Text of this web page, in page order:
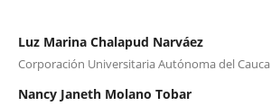
Luz Marina Chalapud Narváez
Corporación Universitaria Autónoma del Cauca
Nancy Janeth Molano Tobar